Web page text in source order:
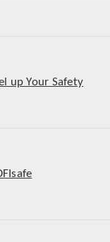
up Your Safety